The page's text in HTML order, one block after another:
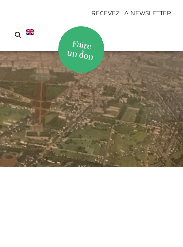
RECEVEZ LA NEWSLETTER
Faire
un don